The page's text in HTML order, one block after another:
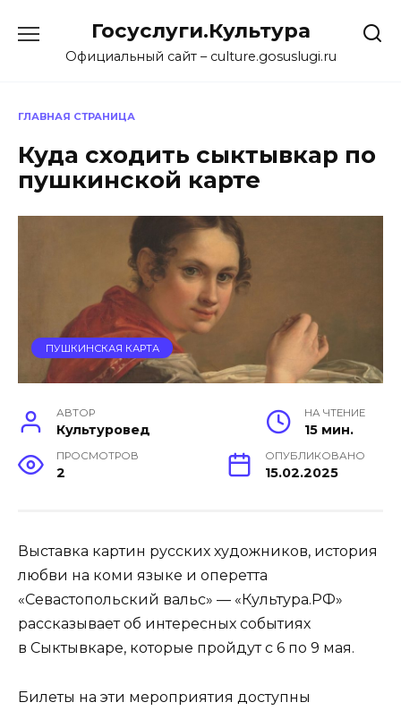
содержанию
Госуслуги.Культура
Официальный сайт – culture.gosuslugi.ru
ГЛАВНАЯ СТРАНИЦА
Куда сходить сыктывкар по
пушкинской карте
ПУШКИНСКАЯ КАРТА
АВТОР
Культуровед
НА ЧТЕНИЕ
15 мин.
ПРОСМОТРОВ
2
ОПУБЛИКОВАНО
15.02.2025
Выставка картин русских художников, история
любви на коми языке и оперетта
«Севастопольский вальс» — «Культура.РФ»
рассказывает об интересных событиях
в Сыктывкаре, которые пройдут с 6 по 9 мая.
Билеты на эти мероприятия доступны